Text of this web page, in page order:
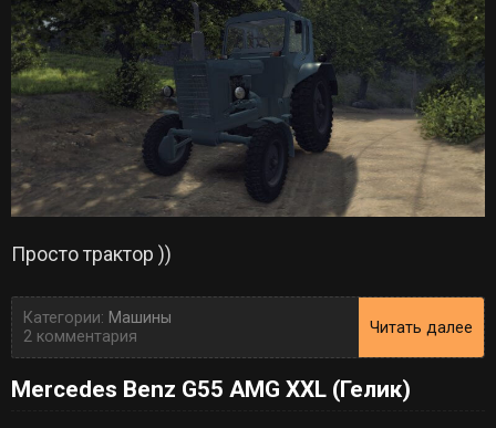
Просто трактор ))
Категории: Машины
2 комментария
Читать далее
Mercedes Benz G55 AMG XXL (Гелик)